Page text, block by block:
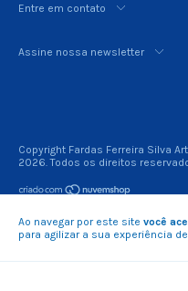
Ao navegar por este site você
para agilizar a sua experiência
Entre em contato
Assine nossa newsletter
Copyright Fardas Ferreira Silva
2026. Todos os direitos